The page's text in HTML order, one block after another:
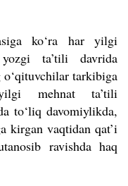
ko‘ra har yilgi
ta’tili davrida
tarkibiga
mehnat ta’tili
to‘liq davomiylikda,
kirgan vaqtidan qat’i
ravishda haq